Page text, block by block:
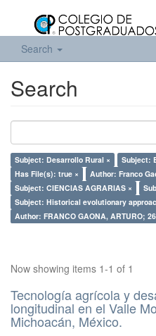
Search
Search
Subject: Desarrollo Rural × Subject:
Has File(s): true ×
Author: Franco
Subject: CIENCIAS AGRARIAS ×
Subject: Historical evolutionary
Author: FRANCO GAONA, ARTURO;
Now showing items 1-1 of 1
Tecnología agrícola y
longitudinal en el Valle
Michoacán, México.